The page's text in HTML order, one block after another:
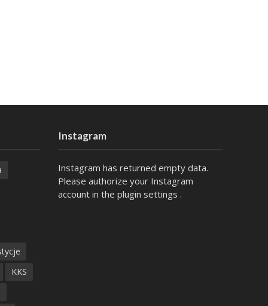
KKS
Instagram
Instagram has returned empty data.
Please authorize your Instagram
account in the plugin settings .